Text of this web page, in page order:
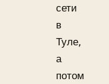
сети
в
Туле,
а
потом